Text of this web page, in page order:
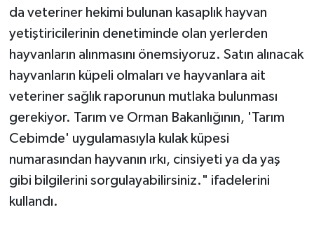
da veteriner hekimi bulunan kasaplık hayvan
yetiştiricilerinin denetiminde olan yerlerden
hayvanların alınmasını önemsiyoruz. Satın alınacak
hayvanların küpeli olmaları ve hayvanlara ait
veteriner sağlık raporunun mutlaka bulunması
gerekiyor. Tarım ve Orman Bakanlığının, 'Tarım
Cebimde' uygulamasıyla kulak küpesi
numarasından hayvanın ırkı, cinsiyeti ya da yaş
gibi bilgilerini sorgulayabilirsiniz." ifadelerini
kullandı.
Çanakkale Müftülüğü
Çorum Müftülüğü
Denizli Müftülüğü
Düzce Müftülüğü
Podcast
Biyografiler
Diyanet TV
YAŞAM